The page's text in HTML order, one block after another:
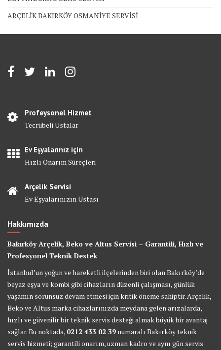
ARÇELİK BAKIRKÖY OSMANİYE SERVİSİ
Profeysonel Hizmet
Tecrübeli Ustalar
Ev Eşyalarınız için
Hızlı Onarım Süreçleri
Arçelik Servisi
Ev Eşyalarınızın Ustası
Hakkımızda
Bakırköy Arçelik, Beko ve Altus Servisi – Garantili, Hızlı ve
Profesyonel Teknik Destek
İstanbul’un yoğun ve hareketli ilçelerinden biri olan Bakırköy’de
beyaz eşya ve kombi gibi cihazların düzenli çalışması, günlük
yaşamın sorunsuz devam etmesi için kritik öneme sahiptir. Arçelik,
Beko ve Altus marka cihazlarınızda meydana gelen arızalarda,
hızlı ve güvenilir bir teknik servis desteği almak büyük bir avantaj
sağlar. Bu noktada, 0212 433 02 39 numaralı Bakırköy teknik
servis hizmeti; garantili onarım, uzman kadro ve aynı gün servis